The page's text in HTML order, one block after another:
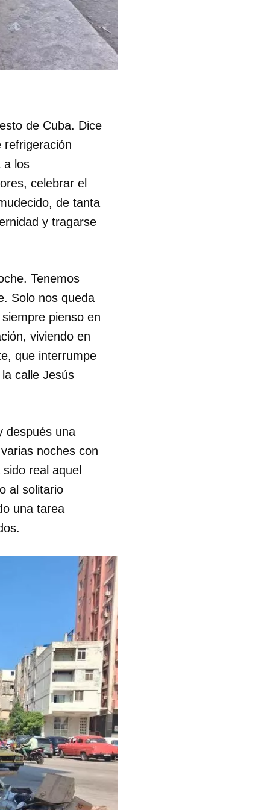
de Cuba. Dice
refrigeración
a los
celebrar el
de tanta
y tragarse
Tenemos
Solo nos queda
pienso en
viviendo en
que interrumpe
calle Jesús
después una
noches con
real aquel
al solitario
una tarea